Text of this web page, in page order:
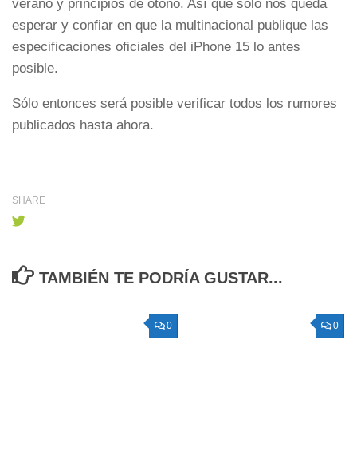
verano y principios de otoño. Así que sólo nos queda
esperar y confiar en que la multinacional publique las
especificaciones oficiales del iPhone 15 lo antes
posible.
Sólo entonces será posible verificar todos los rumores
publicados hasta ahora.
SHARE
TAMBIÉN TE PODRÍA GUSTAR...
0 0